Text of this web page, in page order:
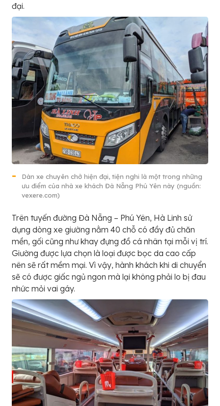
đại.
Dàn xe chuyên chở hiện đại, tiện nghi là một trong những
ưu điểm của nhà xe khách Đà Nẵng Phú Yên này (nguồn:
vexere.com)
Trên tuyến đường Đà Nẵng – Phú Yên, Hà Linh sử
dụng dòng xe giường nằm 40 chỗ có đầy đủ chăn
mền, gối cũng như khay đựng đồ cá nhân tại mỗi vị trí.
Giường được lựa chọn là loại được bọc da cao cấp
nên sẽ rất mềm mại. Vì vậy, hành khách khi di chuyển
sẽ có được giấc ngủ ngon mà lại không phải lo bị đau
nhức mỏi vai gáy.